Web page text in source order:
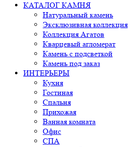
КАТАЛОГ КАМНЯ
Натуральный камень
Эксклюзивная коллекция
Коллекция Агатов
Кварцевый агломерат
Камень с подсветкой
Камень под заказ
ИНТЕРЬЕРЫ
Кухня
Гостиная
Спальня
Прихожая
Ванная комната
Офис
СПА